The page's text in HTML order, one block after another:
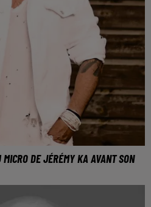
DE JÉRÉMY KA AVANT SON
Direct FM avant son
Galaxie Amnéville